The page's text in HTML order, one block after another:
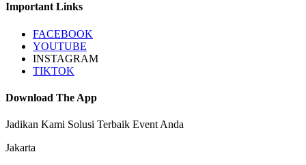
Important Links
FACEBOOK
YOUTUBE
INSTAGRAM
TIKTOK
Download The App
Jadikan Kami Solusi Terbaik Event Anda
Jakarta